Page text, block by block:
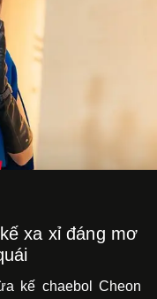
xa xỉ đáng mơ
kế chaebol Cheon